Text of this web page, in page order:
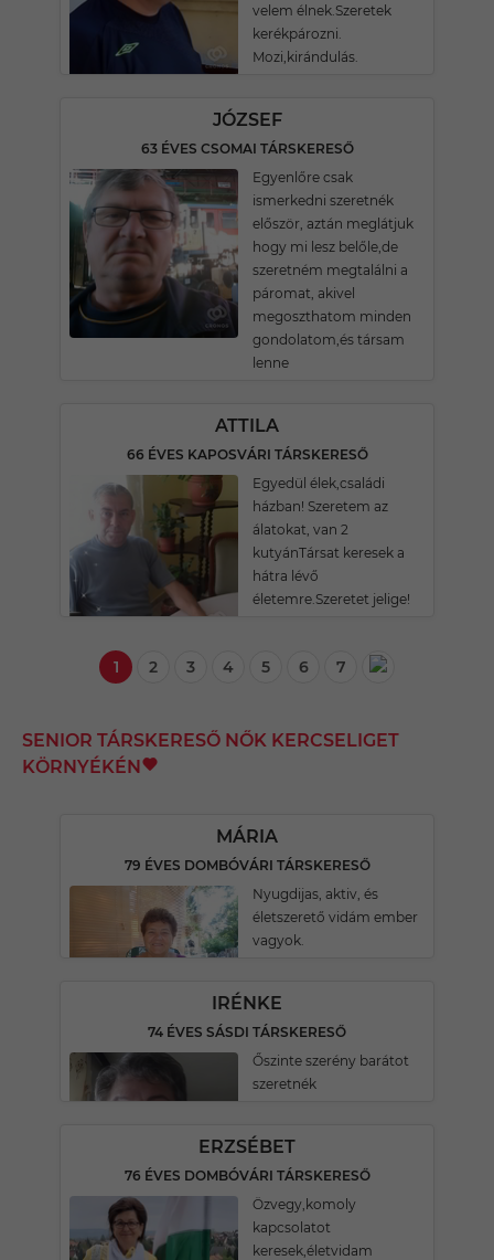
velem élnek.Szeretek
kerékpározni.
Mozi,kirándulás.
JÓZSEF
63 ÉVES CSOMAI TÁRSKERESŐ
Egyenlőre csak
ismerkedni szeretnék
először, aztán meglátjuk
hogy mi lesz belőle,de
szeretném megtalálni a
páromat, akivel
megoszthatom minden
gondolatom,és társam
lenne
ATTILA
66 ÉVES KAPOSVÁRI TÁRSKERESŐ
Egyedül élek,családi
házban! Szeretem az
álatokat, van 2
kutyánTársat keresek a
hátra lévő
életemre.Szeretet jelige!
1 2 3 4 5 6 7
SENIOR TÁRSKERESŐ NŐK KERCSELIGET
KÖRNYÉKÉN
MÁRIA
79 ÉVES DOMBÓVÁRI TÁRSKERESŐ
Nyugdijas, aktiv, és
életszerető vidám ember
vagyok.
IRÉNKE
74 ÉVES SÁSDI TÁRSKERESŐ
Őszinte szerény barátot
szeretnék
ERZSÉBET
76 ÉVES DOMBÓVÁRI TÁRSKERESŐ
Özvegy,komoly
kapcsolatot
keresek,életvidam